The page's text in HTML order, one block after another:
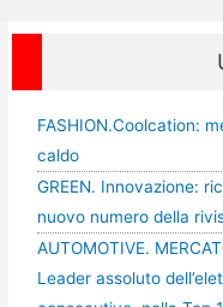
FASHION.Coolcation:
caldo
GREEN. Innovazione:
nuovo numero della
AUTOMOTIVE.
Leader assoluto